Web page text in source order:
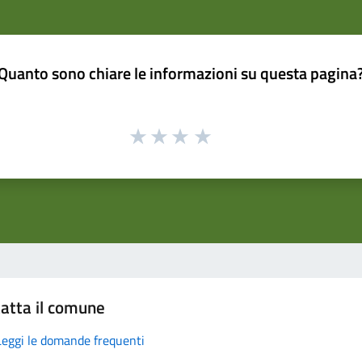
sono chiare le informazioni su questa
il comune
le domande frequenti